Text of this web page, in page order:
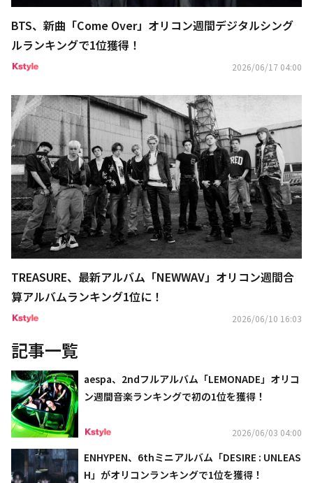
BTS、新曲「Come Over」オリコン週間デジタルシング
ルランキングで1位獲得！
2026/06/17 04:00
TREASURE、最新アルバム「NEWWAV」オリコン週間合
算アルバムランキング1位に！
2026/06/10 16:03
記事一覧
aespa、2ndフルアルバム「LEMONADE」オリコ
ン週間音楽ランキングで初の1位を獲得！
2026/06/03 04:00
ENHYPEN、6thミニアルバム「DESIRE : UNLEAS
H」がオリコンランキングで1位を獲得！